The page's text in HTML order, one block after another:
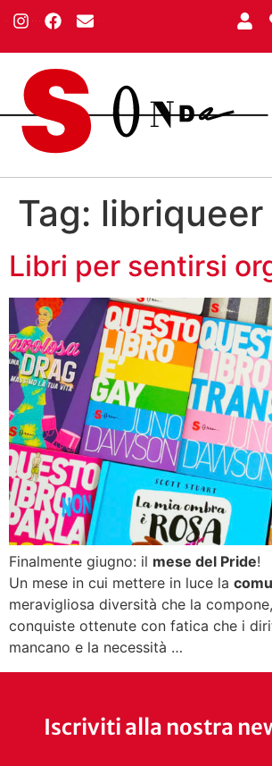
Tag: libriqueer
Libri per sentirsi
Finalmente giugno: il mese del Pride!
Un mese in cui mettere in luce la
meravigliosa diversità che la
conquiste ottenute con fatica che i
mancano e la necessità …
Iscriviti alla nostra